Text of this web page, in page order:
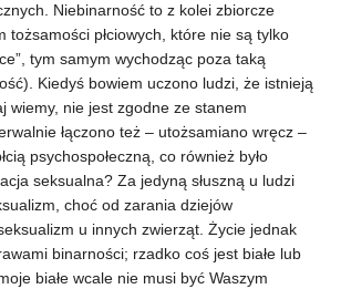
Niebinarność to z kolei zbiorcze
tożsamości płciowych, które nie są tylko
tym samym wychodząc poza taką
Kiedyś bowiem uczono ludzi, że istnieją
wiemy, nie jest zgodne ze stanem
łączono też – utożsamiano wręcz –
psychospołeczną, co również było
seksualna? Za jedyną słuszną u ludzi
choć od zarania dziejów
u innych zwierząt. Życie jednak
binarności; rzadko coś jest białe lub
białe wcale nie musi być Waszym